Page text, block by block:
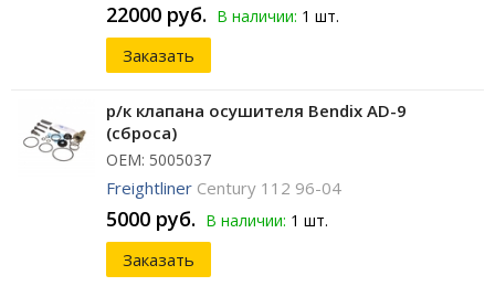
22000 руб. В наличии: 1 шт.
Заказать
р/к клапана осушителя Bendix AD-9
(сброса)
ОЕМ: 5005037
Freightliner Century 112 96-04
5000 руб. В наличии: 1 шт.
Заказать